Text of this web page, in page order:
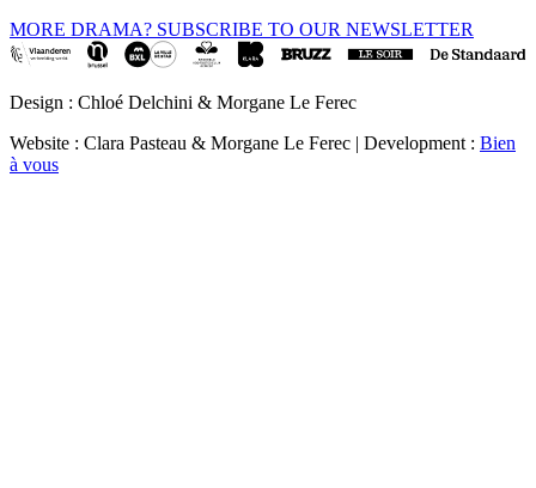
MORE DRAMA? SUBSCRIBE TO OUR NEWSLETTER
Design : Chloé Delchini & Morgane Le Ferec
Website : Clara Pasteau & Morgane Le Ferec | Development : Bien
à vous